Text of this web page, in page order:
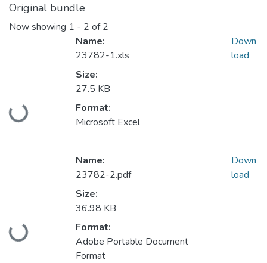
Original bundle
Now showing 1 - 2 of 2
Loading...
Name:
23782-1.xls
Size:
27.5 KB
Format:
Microsoft Excel
Down
load
Loading...
Name:
23782-2.pdf
Size:
36.98 KB
Format:
Adobe Portable Document
Format
Down
load